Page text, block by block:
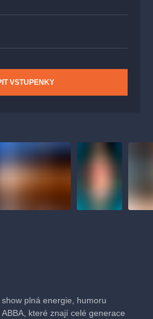
VSTUPENKY
plná energie, humoru
které znají celé generace